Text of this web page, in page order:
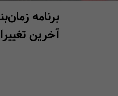
برنامه
آخرین